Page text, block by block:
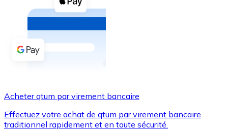
Achetez des cryptomonnaies en espèces et d'autres
Acheter avec espèces
Virement SEPA
Utilisez les cartes Visa et Mastercard pour acheter
Acheter qtum par virement bancaire
Effectuez votre achat de qtum par virement bancaire
traditionnel rapidement et en toute sécurité.